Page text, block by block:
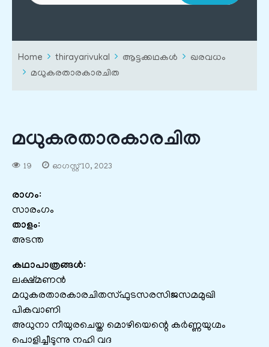
Home thirayarivukal ആട്ടക്കഥകൾ
ഖരവധം
മധുകരതാരകാരചിത
മധുകരതാരകാരചിത
19 ഓഗസ്റ്റ്‌ 10, 2023
രാഗം:
സാരംഗം
താളം:
അടന്ത
കഥാപാത്രങ്ങൾ:
ലക്ഷ്മണൻ
മധുകരതാരകാരചിതസ്ഫുടസരസിജസമമുഖി
പികവാണി
അധുനാ നീയുരചെയ്ത മൊഴിയെന്റെ കർണ്ണയുഗ്മം
പൊളിച്ചീടുന്നു നഹി വദ